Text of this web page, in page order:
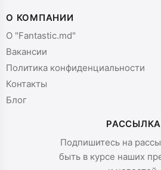
О КОМПАНИИ
О "Fantastic.md"
Вакансии
Политика конфиденциальности
Контакты
Блог
РАССЫЛКА
Подпишитесь на
быть в курсе наших